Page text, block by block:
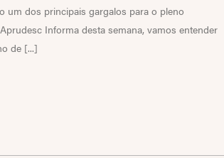
um dos principais gargalos para o pleno
Informa desta semana, vamos entender
de [...]